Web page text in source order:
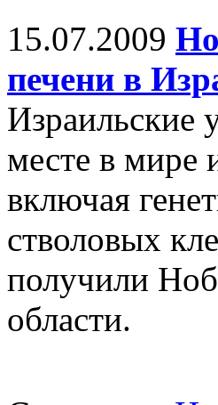
15.07.2009
печени в
Израильские
месте в мире
включая
стволовых
получили
области.